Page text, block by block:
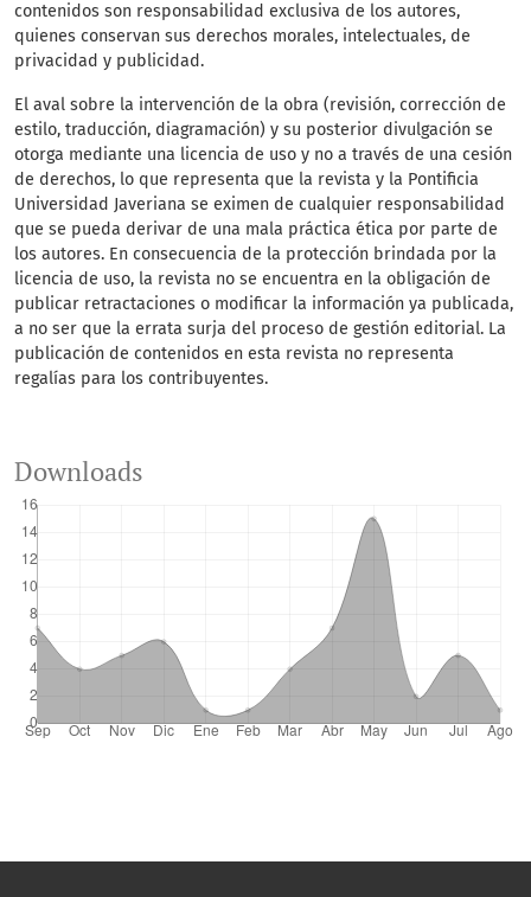
contenidos son responsabilidad exclusiva de los autores,
quienes conservan sus derechos morales, intelectuales, de
privacidad y publicidad.
El aval sobre la intervención de la obra (revisión, corrección de
estilo, traducción, diagramación) y su posterior divulgación se
otorga mediante una licencia de uso y no a través de una cesión
de derechos, lo que representa que la revista y la Pontificia
Universidad Javeriana se eximen de cualquier responsabilidad
que se pueda derivar de una mala práctica ética por parte de
los autores. En consecuencia de la protección brindada por la
licencia de uso, la revista no se encuentra en la obligación de
publicar retractaciones o modificar la información ya publicada,
a no ser que la errata surja del proceso de gestión editorial. La
publicación de contenidos en esta revista no representa
regalías para los contribuyentes.
Downloads